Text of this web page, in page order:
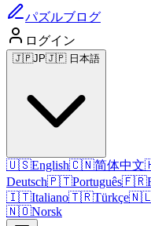
パズルブログ
ログイン
🇯🇵JP🇯🇵 日本語
🇺🇸English🇨🇳简体中文
Deutsch🇵🇹Português🇫🇷
🇮🇹Italiano🇹🇷Türkçe
🇳🇴Norsk